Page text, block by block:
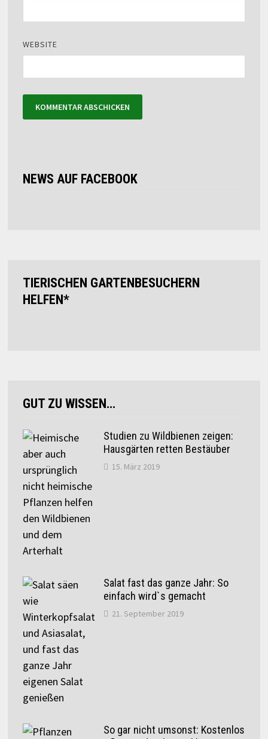
WEBSITE
NEWS AUF FACEBOOK
TIERISCHEN GARTENBESUCHERN
HELFEN*
GUT ZU WISSEN…
Studien zu Wildbienen zeigen:
Hausgärten retten Bestäuber
15. März 2019
Salat fast das ganze Jahr: So
einfach wird`s gemacht
21. September 2019
So gar nicht umsonst: Kostenlos